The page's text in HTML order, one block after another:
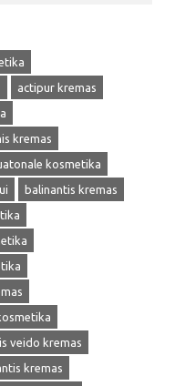
actipur kremas
kremas
kosmetika
balinantis kremas
veido kremas
kremas